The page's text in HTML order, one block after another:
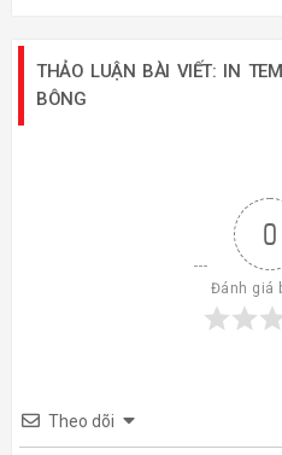
THẢO LUẬN BÀI VIẾT: IN
BÔNG
0
Đánh giá
Theo dõi